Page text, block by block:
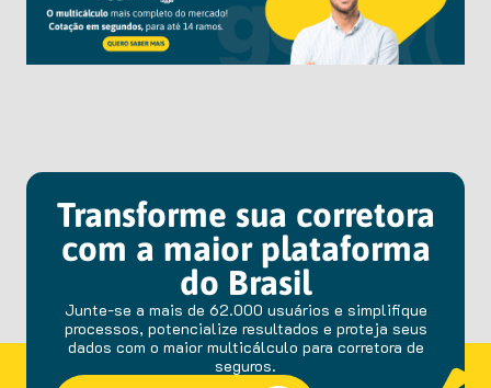
Transforme sua corretora
com a maior plataforma
do Brasil
Junte-se a mais de 62.000 usuários e simplifique
processos, potencialize resultados e proteja seus
dados com o maior multicálculo para corretora de
seguros.